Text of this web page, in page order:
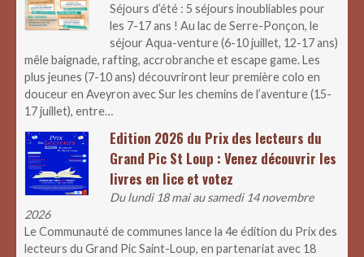
Séjours d’été : 5 séjours inoubliables pour
les 7-17 ans ! Au lac de Serre-Ponçon, le
séjour Aqua-venture (6-10 juillet, 12-17 ans)
mêle baignade, rafting, accrobranche et escape game. Les
plus jeunes (7-10 ans) découvriront leur première colo en
douceur en Aveyron avec Sur les chemins de l’aventure (15-
17 juillet), entre…
Edition 2026 du Prix des lecteurs du
Grand Pic St Loup : Venez découvrir les
livres en lice et votez
Du lundi 18 mai au samedi 14 novembre
2026
Le Communauté de communes lance la 4e édition du Prix des
lecteurs du Grand Pic Saint-Loup, en partenariat avec 18